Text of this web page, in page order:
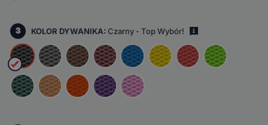
3 KOLOR DYWANIKA:Czarny - Top Wybór! i